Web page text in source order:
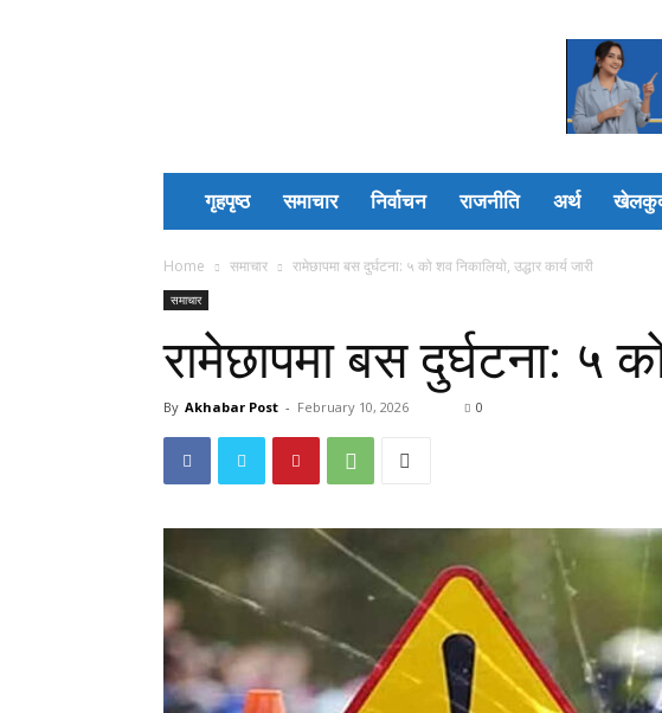
गृहपृष्ठ समाचार निर्वाचन राजनीति अर्थ
Home समाचार रामेछापमा बस दुर्घटना: ५ को शव निकालियो, उद्धार कार्य जारी
समाचार
रामेछापमा बस दुर्घटना: ५
By Akhabar Post - February 10, 2026 0